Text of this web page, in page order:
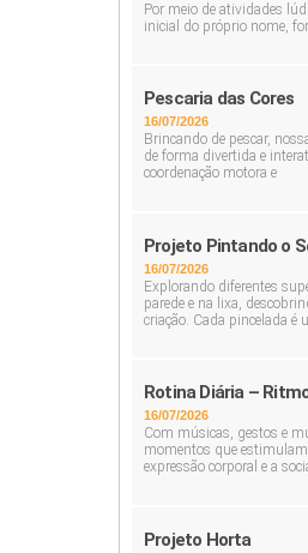
Por meio de atividades
inicial do próprio nome,
Pescaria das Cores
16/07/2026
Brincando de pescar,
de forma divertida e
coordenação motora e
Projeto Pintando o
16/07/2026
Explorando diferentes
parede e na lixa,
criação. Cada pincelada é
Rotina Diária –
16/07/2026
Com músicas, gestos e
momentos que
expressão corporal e a
Projeto Horta